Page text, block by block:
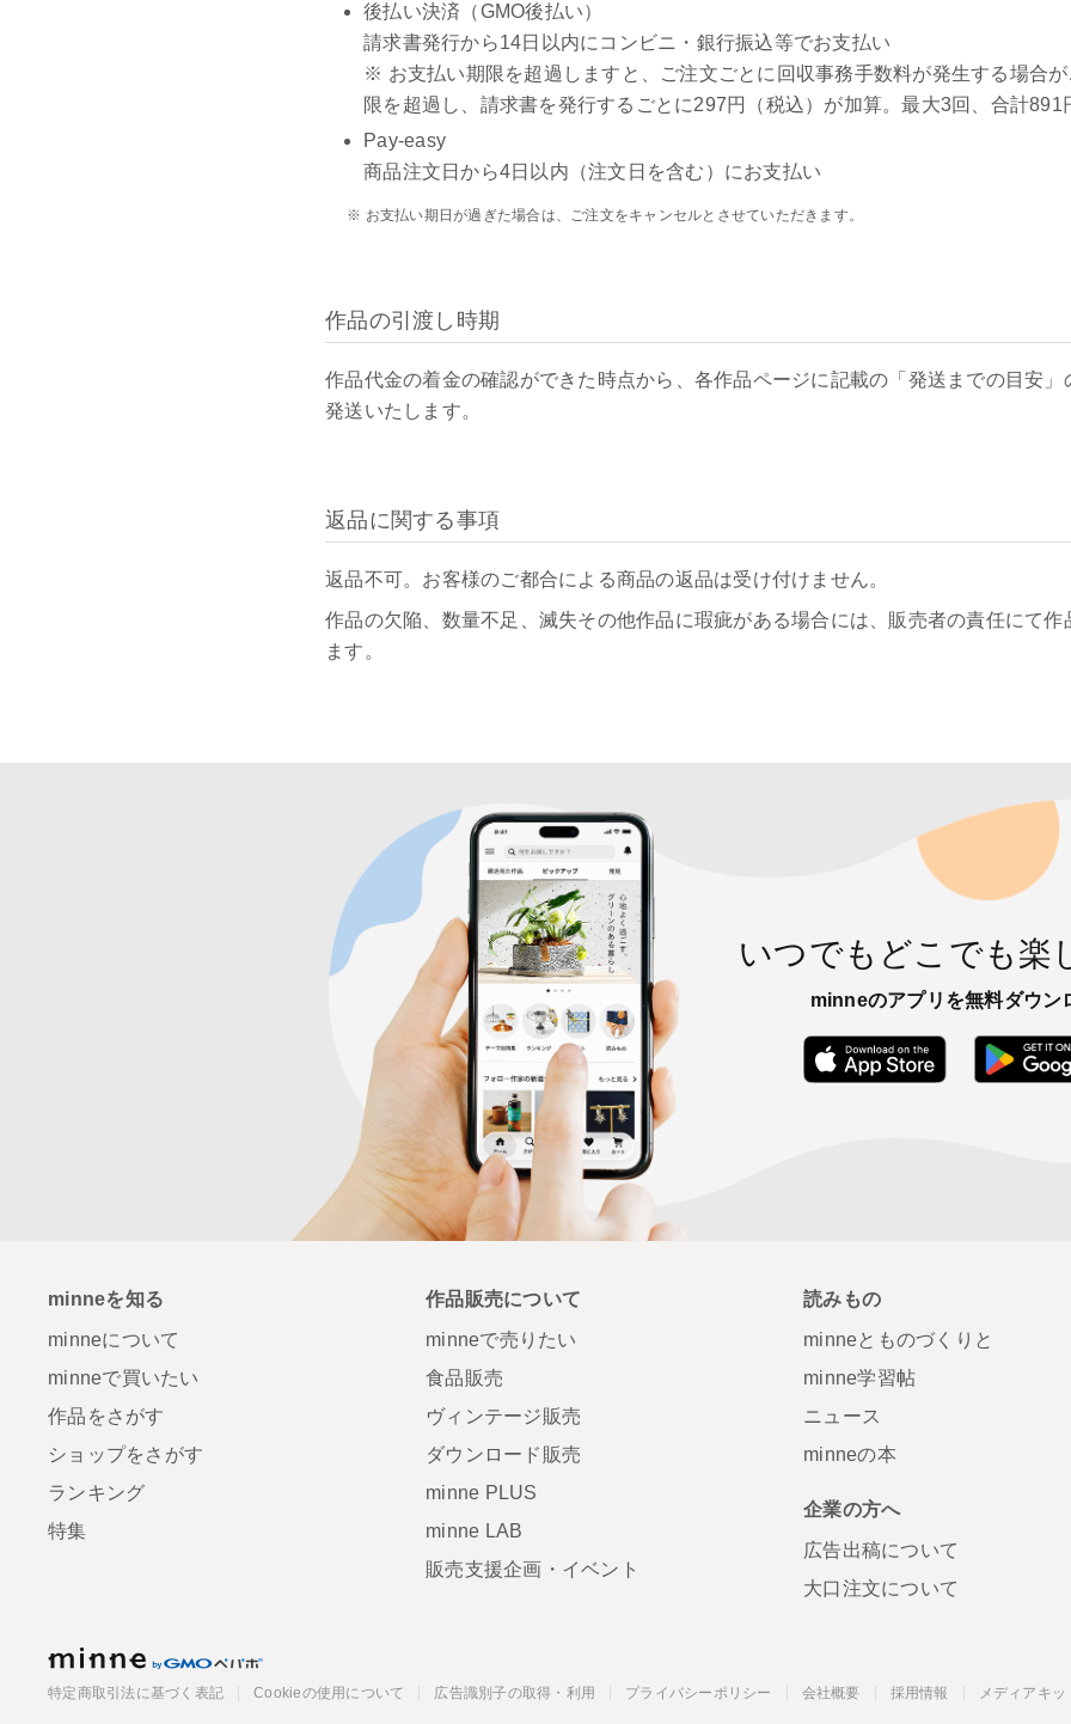
後払い決済（GMO後払い）
請求書発行から14日以内にコンビニ・銀行振込等でお支払い
※ お支払い期限を超過しますと、ご注文ごとに回収事務手数料が発生する場合
限を超過し、請求書を発行するごとに297円（税込）が加算。最大3回、合計891
Pay-easy
商品注文日から4日以内（注文日を含む）にお支払い
※ お支払い期日が過ぎた場合は、ご注文をキャンセルとさせていただきます。
作品の引渡し時期
作品代金の着金の確認ができた時点から、各作品ページに記載の「発送までの目安」
発送いたします。
返品に関する事項
返品不可。お客様のご都合による商品の返品は受け付けません。
作品の欠陥、数量不足、滅失その他作品に瑕疵がある場合には、販売者の責任にて作
ます。
いつでもどこでも楽
minneのアプリを無料ダウン
App Store か
minneを知る
minneについて
minneで買いたい
作品をさがす
ショップをさがす
ランキング
特集
作品販売について
minneで売りたい
食品販売
ヴィンテージ販売
ダウンロード販売
minne PLUS
minne LAB
販売支援企画・イベント
読みもの
minneとものづくりと
minne学習帖
ニュース
minneの本
企業の方へ
広告出稿について
大口注文について
特定商取引法に基づく表記 Cookieの使用について 広告識別子の取得・利用 プライバシーポリシー 会社概要 採用情報 メディアキッ